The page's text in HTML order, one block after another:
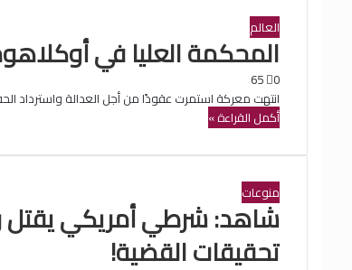
العالم
المحكمة العليا في
0
انتهت معركة استمرت عقودًا من أجل العدالة واسترداد
أكمل القراءة »
منوعات
شاهد: شرطي أمريكي يقتل
تحقيقات القضية!